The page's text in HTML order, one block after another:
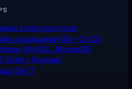
з root-доступом
розміщений Git + CI/CD
MySQL, MongoDB
Code у браузері
24/7